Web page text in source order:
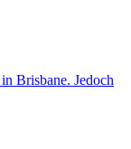
Brisbane. Jedoch